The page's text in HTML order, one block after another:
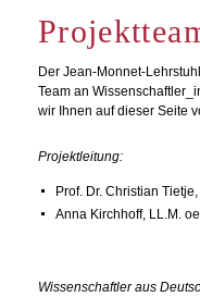
Der Jean-Monnet-
Team an
wir Ihnen auf dieser Seite
Projektleitung:
Prof. Dr. Christian
Anna Kirchhoff, LL.M.
Wissenschaftler aus